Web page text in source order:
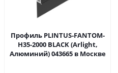
Профиль PLINTUS-FANTOM-
H35-2000 BLACK (Arlight,
Алюминий) 043665 в Москве